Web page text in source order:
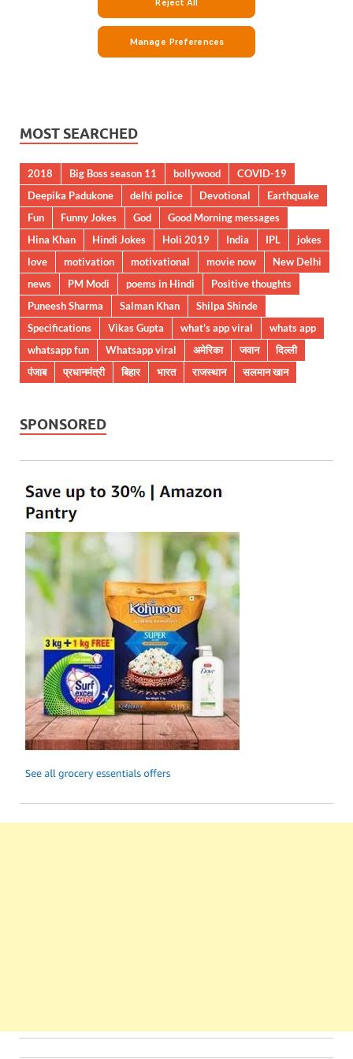
MOST SEARCHED
2018 Big Boss season 11 bollywood
COVID-19
Deepika Padukone
delhi police Devotional
Earthquake
Fun
Funny Jokes God
Good Morning messages
Hina Khan
Hindi Jokes Holi 2019 India IPL
jokes
love
motivation motivational movie now
New Delhi
news
PM Modi poems in Hindi
Positive thoughts
Puneesh Sharma
Salman Khan
Shilpa Shinde
Specifications
Vikas Gupta what's app viral
whats app
whatsapp fun
Whatsapp viral अमेरिका जवान
दिल्ली
पंजाब
प्रधानमंत्री बिहार भारत राजस्थान सलमान खान
SPONSORED